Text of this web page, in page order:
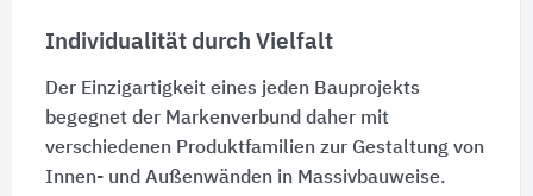
Individualität durch Vielfalt
Der Einzigartigkeit eines jeden Bauprojekts
begegnet der Markenverbund daher mit
verschiedenen Produktfamilien zur Gestaltung von
Innen- und Außenwänden in Massivbauweise.